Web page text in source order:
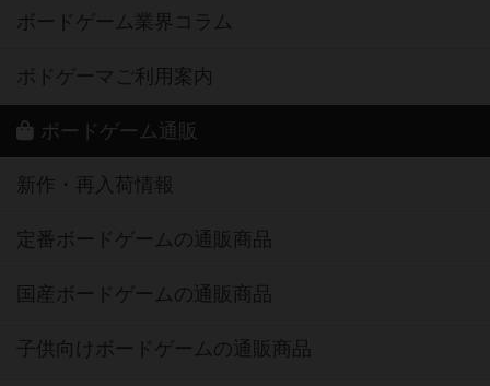
ボードゲーム業界コラム
ボドゲーマご利用案内
ボードゲーム通販
新作・再入荷情報
定番ボードゲームの通販商品
国産ボードゲームの通販商品
子供向けボードゲームの通販商品